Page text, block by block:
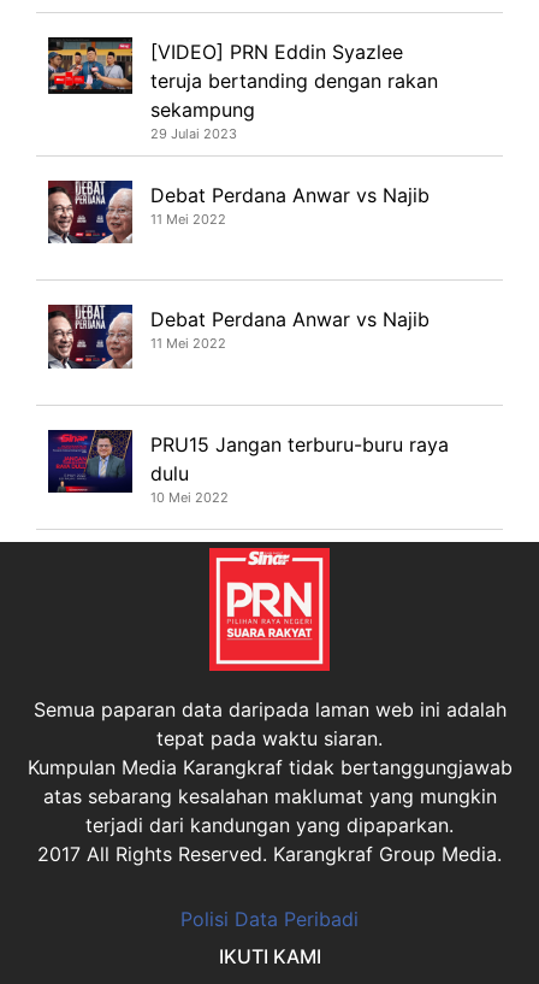
[VIDEO] PRN Eddin Syazlee
teruja bertanding dengan rakan
sekampung
29 Julai 2023
Debat Perdana Anwar vs Najib
11 Mei 2022
Debat Perdana Anwar vs Najib
11 Mei 2022
PRU15 Jangan terburu-buru raya
dulu
10 Mei 2022
Semua paparan data daripada laman web ini adalah
tepat pada waktu siaran.
Kumpulan Media Karangkraf tidak bertanggungjawab
atas sebarang kesalahan maklumat yang mungkin
terjadi dari kandungan yang dipaparkan.
2017 All Rights Reserved. Karangkraf Group Media.
Polisi Data Peribadi
IKUTI KAMI